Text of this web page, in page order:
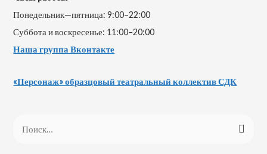
Понедельник—пятница: 9:00–22:00
Суббота и воскресенье: 11:00–20:00
Наша группа Вконтакте
«Персонаж» образцовый театральный коллектив СДК